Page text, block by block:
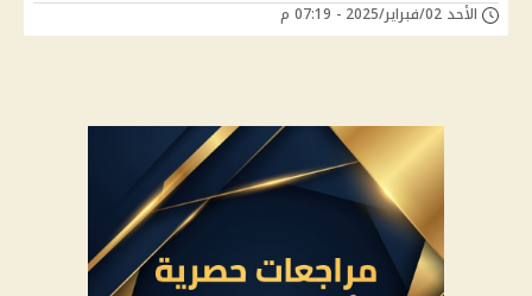
الأحد 02/فبراير/2025 - 07:19 م